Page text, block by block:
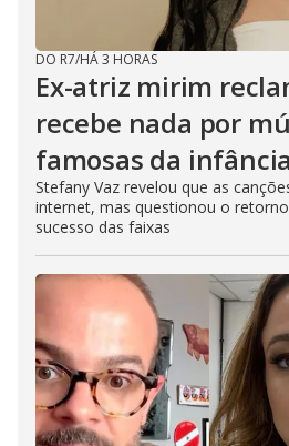
DO R7/HÁ 3 HORAS
Ex-atriz mirim
recebe nada por
famosas da infância
Stefany Vaz revelou que as
internet, mas questionou o
sucesso das faixas